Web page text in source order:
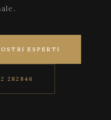
ESPERTI
282846